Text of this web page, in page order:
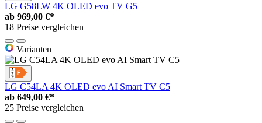
LG G58LW 4K OLED evo TV G5
ab 969,00 €*
18 Preise vergleichen
Varianten
LG C54LA 4K OLED evo AI Smart TV C5
ab 649,00 €*
25 Preise vergleichen